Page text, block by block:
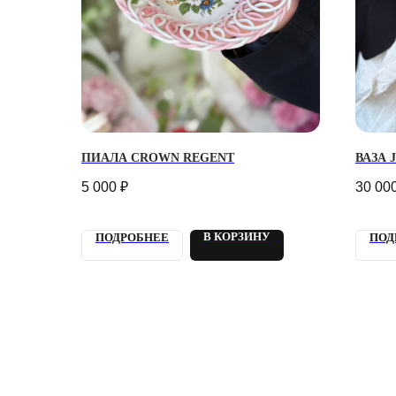
ПИАЛА CROWN REGENT
5 000 ₽
ПОДРОБНЕЕ В КОРЗИНУ
ВАЗА
30
+7
УЛ.